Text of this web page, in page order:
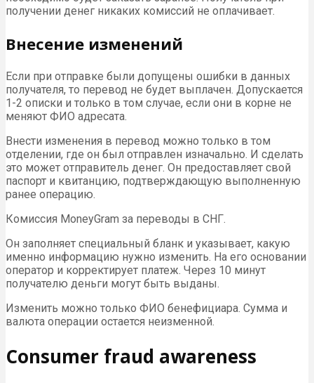
получении денег никаких комиссий не оплачивает.
Внесение изменений
Если при отправке были допущены ошибки в данных
получателя, то перевод не будет выплачен. Допускается
1-2 описки и только в том случае, если они в корне не
меняют ФИО адресата.
Внести изменения в перевод можно только в том
отделении, где он был отправлен изначально. И сделать
это может отправитель денег. Он предоставляет свой
паспорт и квитанцию, подтверждающую выполненную
ранее операцию.
Комиссия MoneyGram за переводы в СНГ.
Он заполняет специальный бланк и указывает, какую
именно информацию нужно изменить. На его основании
оператор и корректирует платеж. Через 10 минут
получателю деньги могут быть выданы.
Изменить можно только ФИО бенефициара. Сумма и
валюта операции остается неизменной.
Consumer fraud awareness